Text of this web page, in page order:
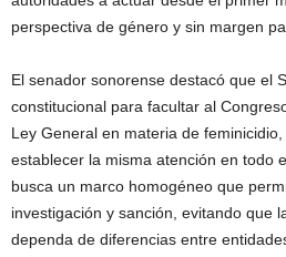
perspectiva de género y sin margen
El senador sonorense destacó que el
constitucional para facultar al
Ley General en materia de
establecer la misma atención en todo
busca un marco homogéneo que
investigación y sanción, evitando que
dependa de diferencias entre